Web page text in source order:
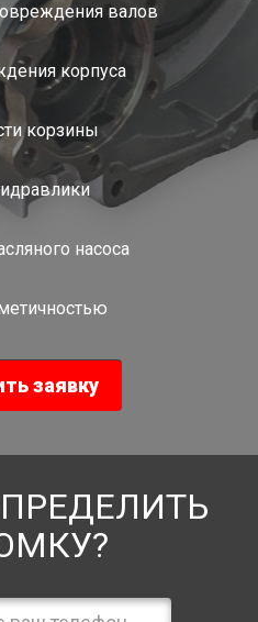
валов
корпуса
корзины
насоса
заявку